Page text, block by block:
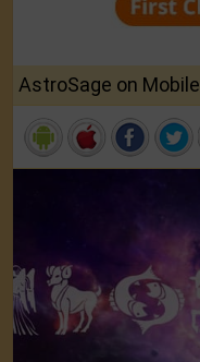
AstroSage on Mobile